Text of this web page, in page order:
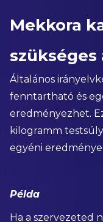
Mekkora
szükséges
Általános
fenntartható és
eredményezhet.
kilogramm
egyéni
Példa
Ha a szervezeted